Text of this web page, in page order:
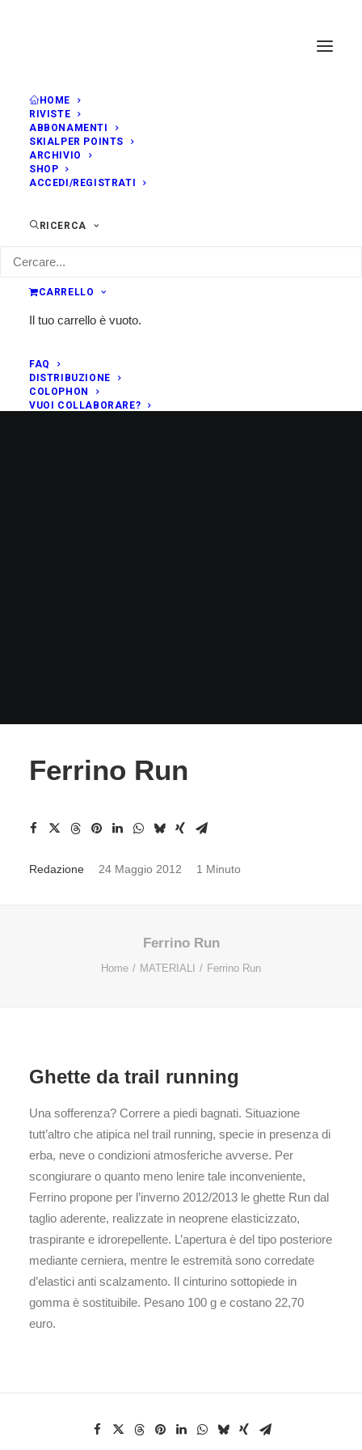
HOME
RIVISTE
ABBONAMENTI
SKIALPER POINTS
ARCHIVIO
SHOP
ACCEDI/REGISTRATI
RICERCA
CARRELLO
Il tuo carrello è vuoto.
FAQ
DISTRIBUZIONE
COLOPHON
VUOI COLLABORARE?
Ferrino Run
Redazione 24 Maggio 2012 1 Minuto
Ferrino Run
Home MATERIALI Ferrino Run
Ghette da trail running
Una sofferenza? Correre a piedi bagnati. Situazione
tutt’altro che atipica nel trail running, specie in presenza di
erba, neve o condizioni atmosferiche avverse. Per
scongiurare o quanto meno lenire tale inconveniente,
Ferrino propone per l’inverno 2012/2013 le ghette Run dal
taglio aderente, realizzate in neoprene elasticizzato,
traspirante e idrorepellente. L’apertura è del tipo posteriore
mediante cerniera, mentre le estremità sono corredate
d’elastici anti scalzamento. Il cinturino sottopiede in
gomma è sostituibile. Pesano 100 g e costano 22,70
euro.